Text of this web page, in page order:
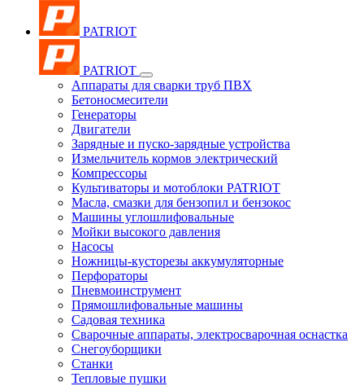
PATRIOT
PATRIOT
Аппараты для сварки труб ПВХ
Бетоносмесители
Генераторы
Двигатели
Зарядные и пуско-зарядные устройства
Измельчитель кормов электрический
Компрессоры
Культиваторы и мотоблоки PATRIOT
Масла, смазки для бензопил и бензокос
Машины углошлифовальные
Мойки высокого давления
Насосы
Ножницы-кусторезы аккумуляторные
Перфораторы
Пневмоинструмент
Прямошлифовальные машины
Садовая техника
Сварочные аппараты, электросварочная оснастка
Снегоуборщики
Станки
Тепловые пушки